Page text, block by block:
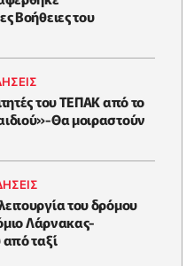
Βοήθειες του
του ΤΕΠΑΚ από το
Θα μοιραστούν
του δρόμου
Λάρνακας-
ταξί